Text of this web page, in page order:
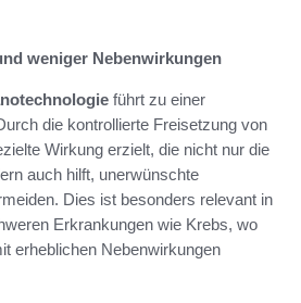
weniger Nebenwirkungen
führt zu einer
die kontrollierte Freisetzung von
Wirkung erzielt, die nicht nur die
auch hilft, unerwünschte
Dies ist besonders relevant in
Erkrankungen wie Krebs, wo
erheblichen Nebenwirkungen